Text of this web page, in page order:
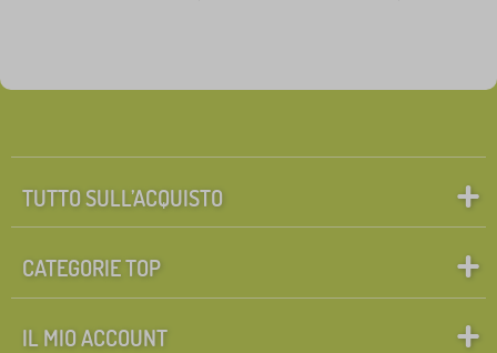
TUTTO SULL’ACQUISTO
CATEGORIE TOP
IL MIO ACCOUNT